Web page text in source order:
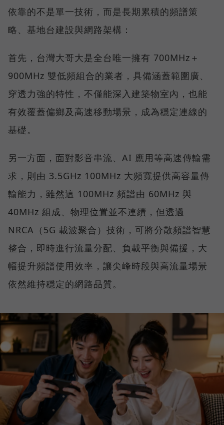
依靠的不是單一技術，而是長期累積的頻譜策
略、基地台建設與網路架構：
首先，台灣大哥大是全台唯一擁有 700MHz＋
900MHz 雙低頻組合的業者，具備涵蓋範圍廣、
穿透力強的特性，不僅能深入建築物室內，也能
有效覆蓋偏鄉及高速移動場景，成為穩定連線的
基礎。
另一方面，面對影音串流、AI 應用等高速傳輸需
求，則由 3.5GHz 100MHz 大頻寬提供高容量傳
輸能力，雖然這 100MHz 頻譜由 60MHz 與
40MHz 組成、物理位置並不連續，但透過
NRCA（5G 載波聚合）技術，可將分散頻譜智慧
整合，即時進行流量分配、負載平衡與備援，大
幅提升頻譜使用效率，讓尖峰時段與高流量場景
依然維持穩定的網路品質。